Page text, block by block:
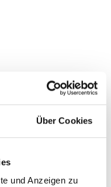
Über Cookies
und Anzeigen zu
von Deutschland abweichen.